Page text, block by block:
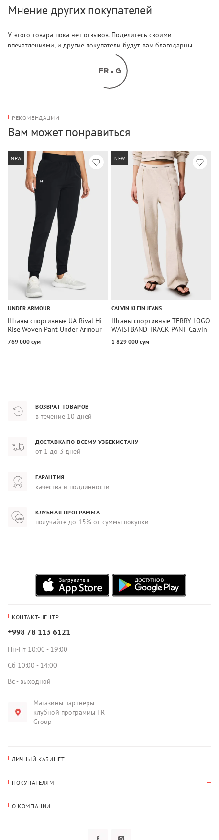
Мнение других покупателей
У этого товара пока нет отзывов. Поделитесь своими
впечатлениями, и другие покупатели будут вам благодарны.
РЕКОМЕНДАЦИИ
Вам может понравиться
NEW
UNDER ARMOUR
Штаны спортивные UA Rival Hi
Rise Woven Pant Under Armour
769 000 сум
NEW
CALVIN KLEIN JEANS
Штаны спортивные TERRY LOGO
WAISTBAND TRACK PANT Calvin
Klein Jeans
1 829 000 сум
ВОЗВРАТ ТОВАРОВ
в течение 10 дней
ДОСТАВКА ПО ВСЕМУ УЗБЕКИСТАНУ
от 1 до 3 дней
ГАРАНТИЯ
качества и подлинности
КЛУБНАЯ ПРОГРАММА
получайте до 15% от суммы покупки
КОНТАКТ-ЦЕНТР
+998 78 113 6121
Пн-Пт 10:00 - 19:00
Сб 10:00 - 14:00
Вс - выходной
Магазины партнеры
клубной программы FR
Group
ЛИЧНЫЙ КАБИНЕТ
Адрес для доставки
ПОКУПАТЕЛЯМ
О КОМПАНИИ
Политика конфиденциальности